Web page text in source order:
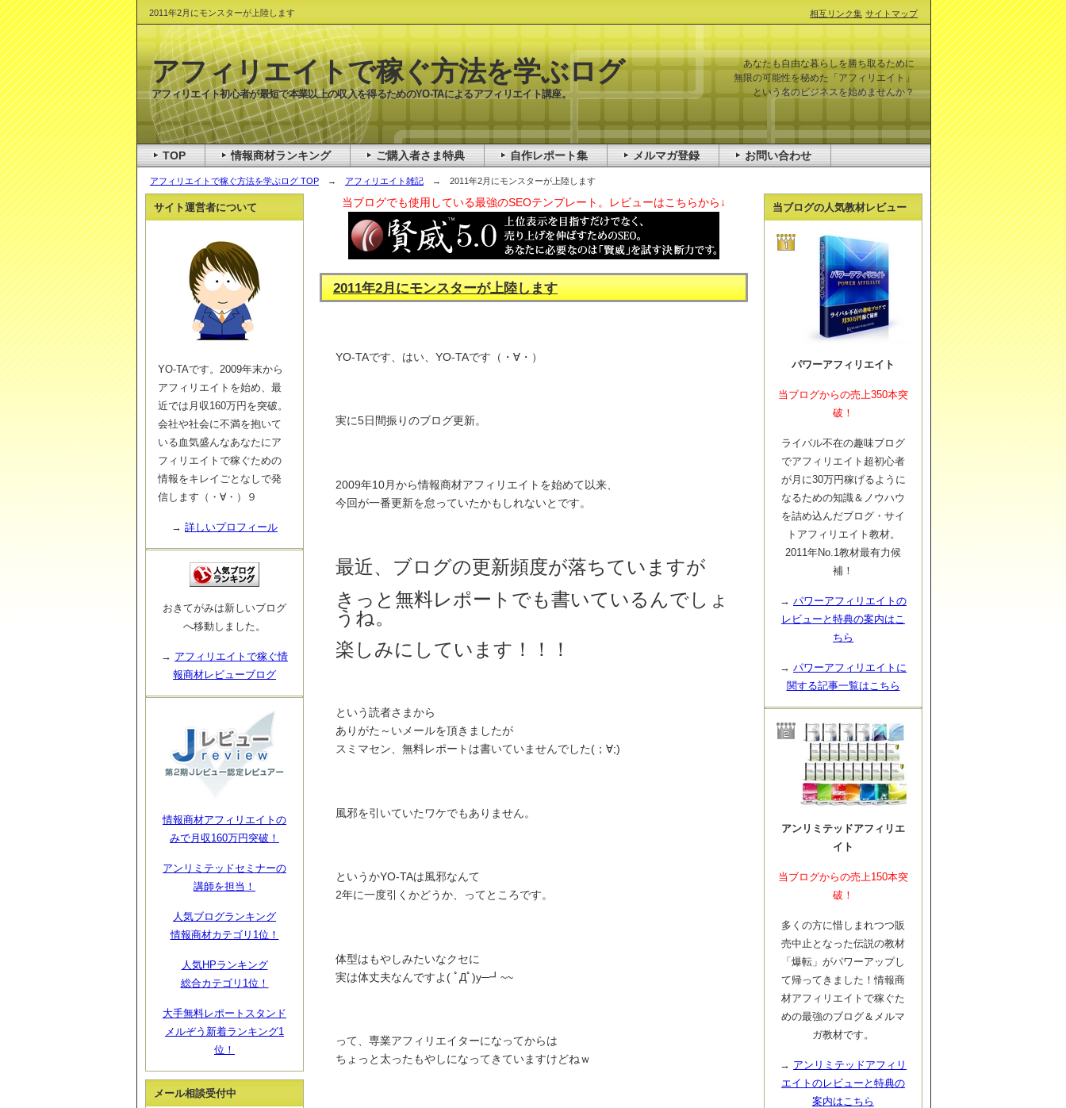
2011年2月にモンスターが上陸します
アフィリエイトで稼ぐ方法を学ぶログ TOP → アフィリエイト雑記 → 2011年2月にモンスターが上陸します
当ブログでも使用している最強のSEOテンプレート。レビューはこちらから↓
2011年2月にモンスターが上陸します
YO-TAです、はい、YO-TAです（・∀・）
実に5日間振りのブログ更新。
2009年10月から情報商材アフィリエイトを始めて以来、
今回が一番更新を怠っていたかもしれないとです。
最近、ブログの更新頻度が落ちていますが
きっと無料レポートでも書いているんでしょ
うね。
楽しみにしています！！！
という読者さまから
ありがた～いメールを頂きましたが
スミマセン、無料レポートは書いていませんでした(；∀;)
風邪を引いていたワケでもありません。
というかYO-TAは風邪なんて
2年に一度引くかどうか、ってところです。
体型はもやしみたいなクセに
実は体丈夫なんですよ( ﾟДﾟ)y─┛~~
って、専業アフィリエイターになってからは
ちょっと太ったもやしになってきていますけどねｗ
サイト運営者について
YO-TAです。2009年末から
アフィリエイトを始め、最
近では月収160万円を突破。
会社や社会に不満を抱いて
いる血気盛んなあなたにア
フィリエイトで稼ぐための
情報をキレイごとなしで発
信します（・∀・）９
→ 詳しいプロフィール
おきてがみは新しいブログ
へ移動しました。
→ アフィリエイトで稼ぐ情
報商材レビューブログ
情報商材アフィリエイトの
みで月収160万円突破！
アンリミテッドセミナーの
講師を担当！
人気ブログランキング
情報商材カテゴリ1位！
人気HPランキング
総合カテゴリ1位！
大手無料レポートスタンド
メルぞう新着ランキング1
位！
メール相談受付中
当ブログの人気教材レビュー
パワーアフィリエイト
当ブログからの売上350本突
破！
ライバル不在の趣味ブログ
でアフィリエイト超初心者
が月に30万円稼げるように
なるための知識＆ノウハウ
を詰め込んだブログ・サイ
トアフィリエイト教材。
2011年No.1教材最有力候
補！
→ パワーアフィリエイトの
レビューと特典の案内はこ
ちら
→ パワーアフィリエイトに
関する記事一覧はこちら
アンリミテッドアフィリエ
イト
当ブログからの売上150本突
破！
多くの方に惜しまれつつ販
売中止となった伝説の教材
「爆転」がパワーアップし
て帰ってきました！情報商
材アフィリエイトで稼ぐた
めの最強のブログ＆メルマ
ガ教材です。
→ アンリミテッドアフィリ
エイトのレビューと特典の
案内はこちら
アフィリエイトで稼ぐ方法を学ぶログ
アフィリエイト初心者が最短で本業以上の収入を得るためのYO-TAによるアフィリエイト講座。
あなたも自由な暮らしを勝ち取るために
無限の可能性を秘めた「アフィリエイト」
という名のビジネスを始めませんか？
相互リンク集 サイトマップ
TOP 情報商材ランキング ご購入者さま特典 自作レポート集 メルマガ登録 お問い合わせ